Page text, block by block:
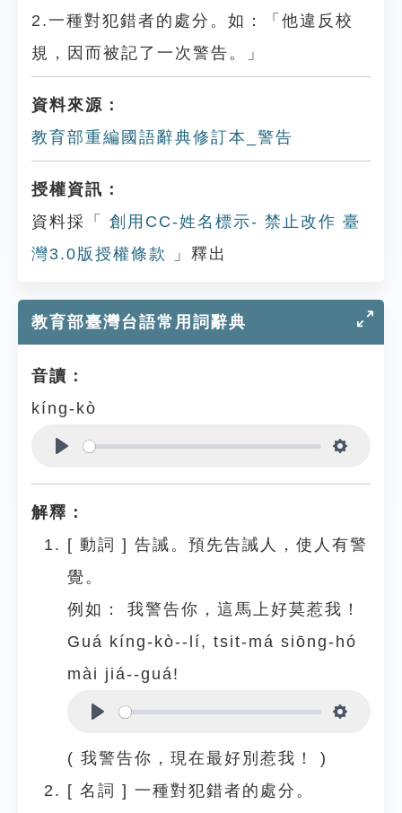
2.一種對犯錯者的處分。如：「他違反校
規，因而被記了一次警告。」
資料來源：
教育部重編國語辭典修訂本_警告
授權資訊：
資料採「
創用CC-姓名標示- 禁止改作 臺
灣3.0版授權條款
」釋出
教育部臺灣台語常用詞辭典
音讀：
kíng-kò
解釋：
[ 動詞 ] 告誡。預先告誡人，使人有警
覺。
例如：
我警告你，這馬上好莫惹我！
Guá kíng-kò--lí, tsit-má siōng-hó
mài jiá--guá!
( 我警告你，現在最好別惹我！ )
[ 名詞 ] 一種對犯錯者的處分。